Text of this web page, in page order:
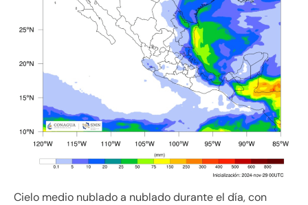
Cielo medio nublado a nublado durante el día, con